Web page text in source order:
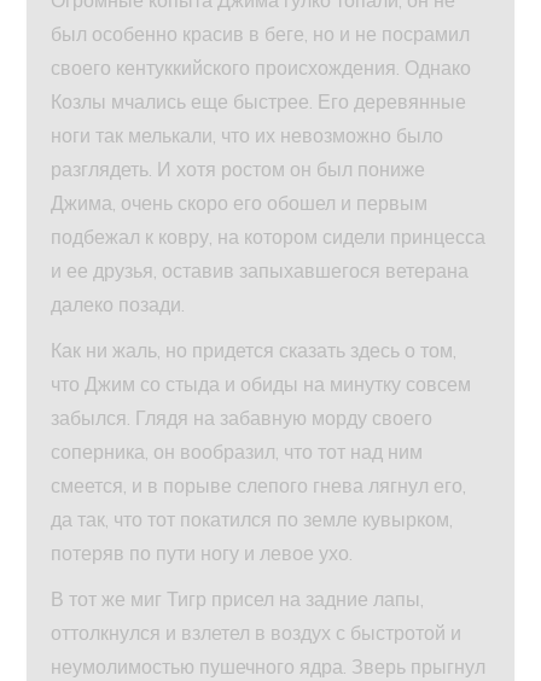
был особенно красив в беге, но и не посрамил
своего кентуккийского происхождения. Однако
Козлы мчались еще быстрее. Его деревянные
ноги так мелькали, что их невозможно было
разглядеть. И хотя ростом он был пониже
Джима, очень скоро его обошел и первым
подбежал к ковру, на котором сидели принцесса
и ее друзья, оставив запыхавшегося ветерана
далеко позади.
Как ни жаль, но придется сказать здесь о том,
что Джим со стыда и обиды на минутку совсем
забылся. Глядя на забавную морду своего
соперника, он вообразил, что тот над ним
смеется, и в порыве слепого гнева лягнул его,
да так, что тот покатился по земле кувырком,
потеряв по пути ногу и левое ухо.
В тот же миг Тигр присел на задние лапы,
оттолкнулся и взлетел в воздух с быстротой и
неумолимостью пушечного ядра. Зверь прыгнул